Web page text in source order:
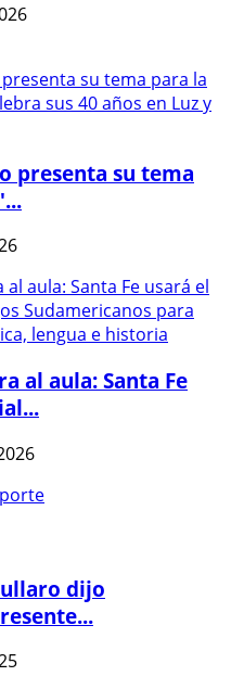
presenta su tema
al aula: Santa Fe
dijo